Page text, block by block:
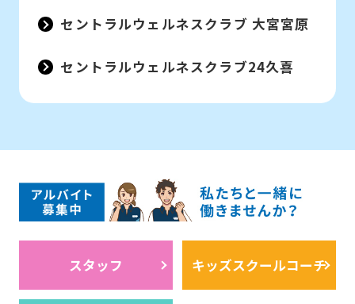
セントラルウェルネスクラブ 大宮宮原
セントラルウェルネスクラブ24久喜
スタッフ キッズスクールコーチ